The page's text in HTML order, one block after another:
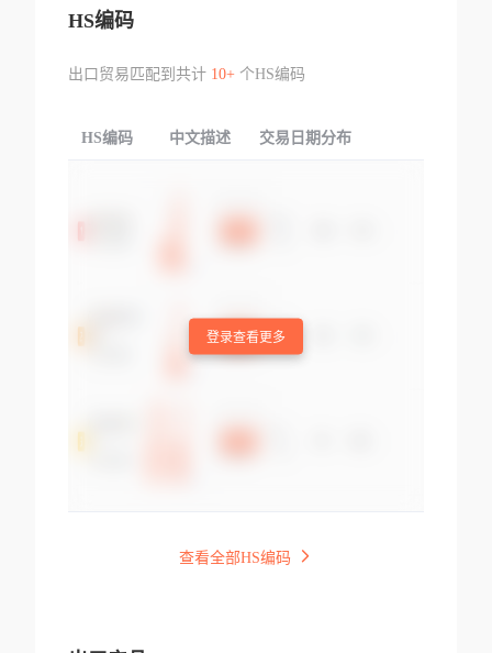
HS编码
出口贸易匹配到共计 10+个HS编码
HS编码 中文描述 交易日期分布
登录查看更多
查看全部HS编码